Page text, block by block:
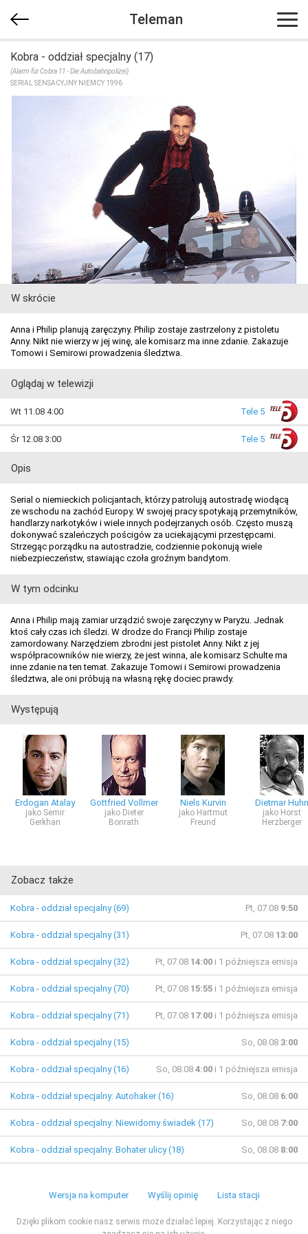
Teleman
Kobra - oddział specjalny (17)
(Alarm für Cobra 11 - Die Autobahnpolizei)
SERIAL SENSACYJNY NIEMCY 1996
W skrócie
Anna i Philip planują zaręczyny. Philip zostaje zastrzelony z pistoletu
Anny. Nikt nie wierzy w jej winę, ale komisarz ma inne zdanie. Zakazuje
Tomowi i Semirowi prowadzenia śledztwa.
Oglądaj w telewizji
Wt 11.08 4:00 Tele 5
Śr 12.08 3:00 Tele 5
Opis
Serial o niemieckich policjantach, którzy patrolują autostradę wiodącą
ze wschodu na zachód Europy. W swojej pracy spotykają przemytników,
handlarzy narkotyków i wiele innych podejrzanych osób. Często muszą
dokonywać szaleńczych pościgów za uciekającymi przestępcami.
Strzegąc porządku na autostradzie, codziennie pokonują wiele
niebezpieczeństw, stawiając czoła groźnym bandytom.
W tym odcinku
Anna i Philip mają zamiar urządzić swoje zaręczyny w Paryżu. Jednak
ktoś cały czas ich śledzi. W drodze do Francji Philip zostaje
zamordowany. Narzędziem zbrodni jest pistolet Anny. Nikt z jej
współpracowników nie wierzy, że jest winna, ale komisarz Schulte ma
inne zdanie na ten temat. Zakazuje Tomowi i Semirowi prowadzenia
śledztwa, ale oni próbują na własną rękę dociec prawdy.
Występują
Erdogan Atalay
jako Semir
Gerkhan
Gottfried Vollmer
jako Dieter
Bonrath
Niels Kurvin
jako Hartmut
Freund
Dietmar Huhn
jako Horst
Herzberger
Zobacz także
Kobra - oddział specjalny (69) Pt, 07.08 9:50
Kobra - oddział specjalny (31) Pt, 07.08 13:00
Kobra - oddział specjalny (32) Pt, 07.08 14:00 i 1 późniejsza emisja
Kobra - oddział specjalny (70) Pt, 07.08 15:55 i 1 późniejsza emisja
Kobra - oddział specjalny (71) Pt, 07.08 17:00 i 1 późniejsza emisja
Kobra - oddział specjalny (15) So, 08.08 3:00
Kobra - oddział specjalny (16) So, 08.08 4:00 i 1 późniejsza emisja
Kobra - oddział specjalny: Autohaker (16) So, 08.08 6:00
Kobra - oddział specjalny: Niewidomy świadek (17) So, 08.08 7:00
Kobra - oddział specjalny: Bohater ulicy (18) So, 08.08 8:00
Wersja na komputer Wyślij opinię Lista stacji
Dzięki plikom cookie nasz serwis może działać lepiej. Korzystając z niego